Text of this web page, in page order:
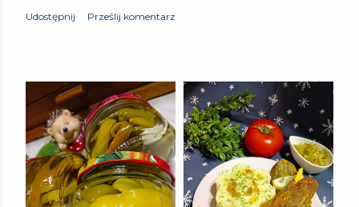
Udostępnij Prześlij komentarz